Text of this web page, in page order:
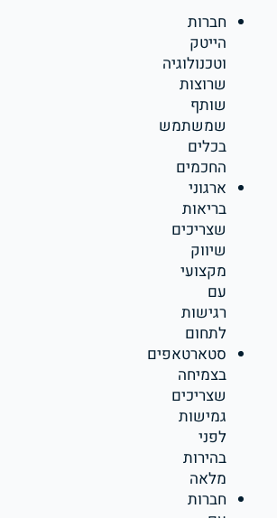
חברות
הייטק
וטכנולוגיה
שרוצות
שותף
שמשתמש
בכלים
החכמים
ארגוני
בריאות
שצריכים
שיווק
מקצועי
עם
רגישות
לתחום
סטארטאפים
בצמיחה
שצריכים
גמישות
לפני
בהירות
מלאה
חברות